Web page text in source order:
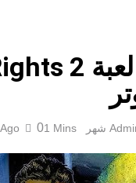
01 Mins